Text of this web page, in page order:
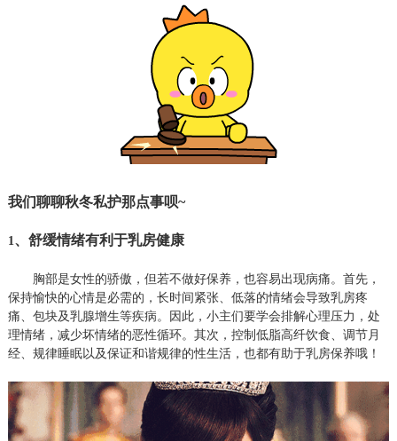
我们聊聊秋冬私护那点事呗~
1 、舒缓情绪有利于乳房健康
胸部是女性的骄傲，但若不做好保养，也容易出现病痛。首先，
保持愉快的心情是必需的，长时间紧张、低落的情绪会导致乳房疼
痛、包块及乳腺增生等疾病。因此，小主们要学会排解心理压力，处
理情绪，减少坏情绪的恶性循环。其次，控制低脂高纤饮食、调节月
经、规律睡眠以及保证和谐规律的性生活，也都有助于乳房保养哦！